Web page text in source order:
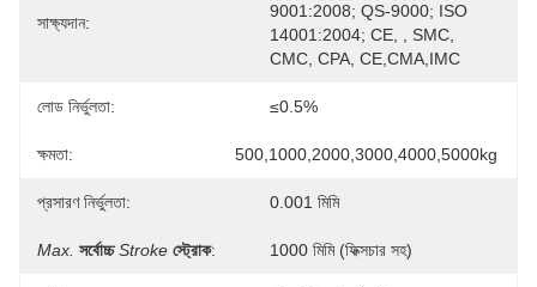
সাক্ষ্যদান:
9001:2008; QS-9000; ISO
14001:2004; CE, , SMC,
CMC, CPA, CE,CMA,IMC
লোড নির্ভুলতা: ≤0.5%
ক্ষমতা: 500,1000,2000,3000,4000,5000kg
প্রসারণ নির্ভুলতা: 0.001 মিমি
Max. সর্বোচ্চ Stroke স্ট্রোক: 1000 মিমি (ফিক্সচার সহ)